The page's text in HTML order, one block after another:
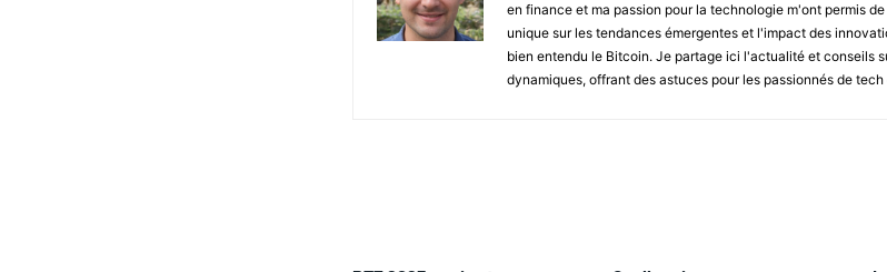
en finance et ma passion pour la technologie m'ont permis
unique sur les tendances émergentes et l'impact des
bien entendu le Bitcoin. Je partage ici l'actualité et conseils
dynamiques, offrant des astuces pour les passionnés de